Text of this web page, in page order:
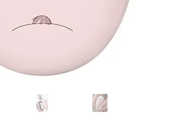
8 800 302-02-51